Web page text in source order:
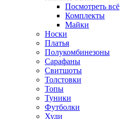
Посмотреть всё
Комплекты
Майки
Носки
Платья
Полукомбинезоны
Сарафаны
Свитшоты
Толстовки
Топы
Туники
Футболки
Худи